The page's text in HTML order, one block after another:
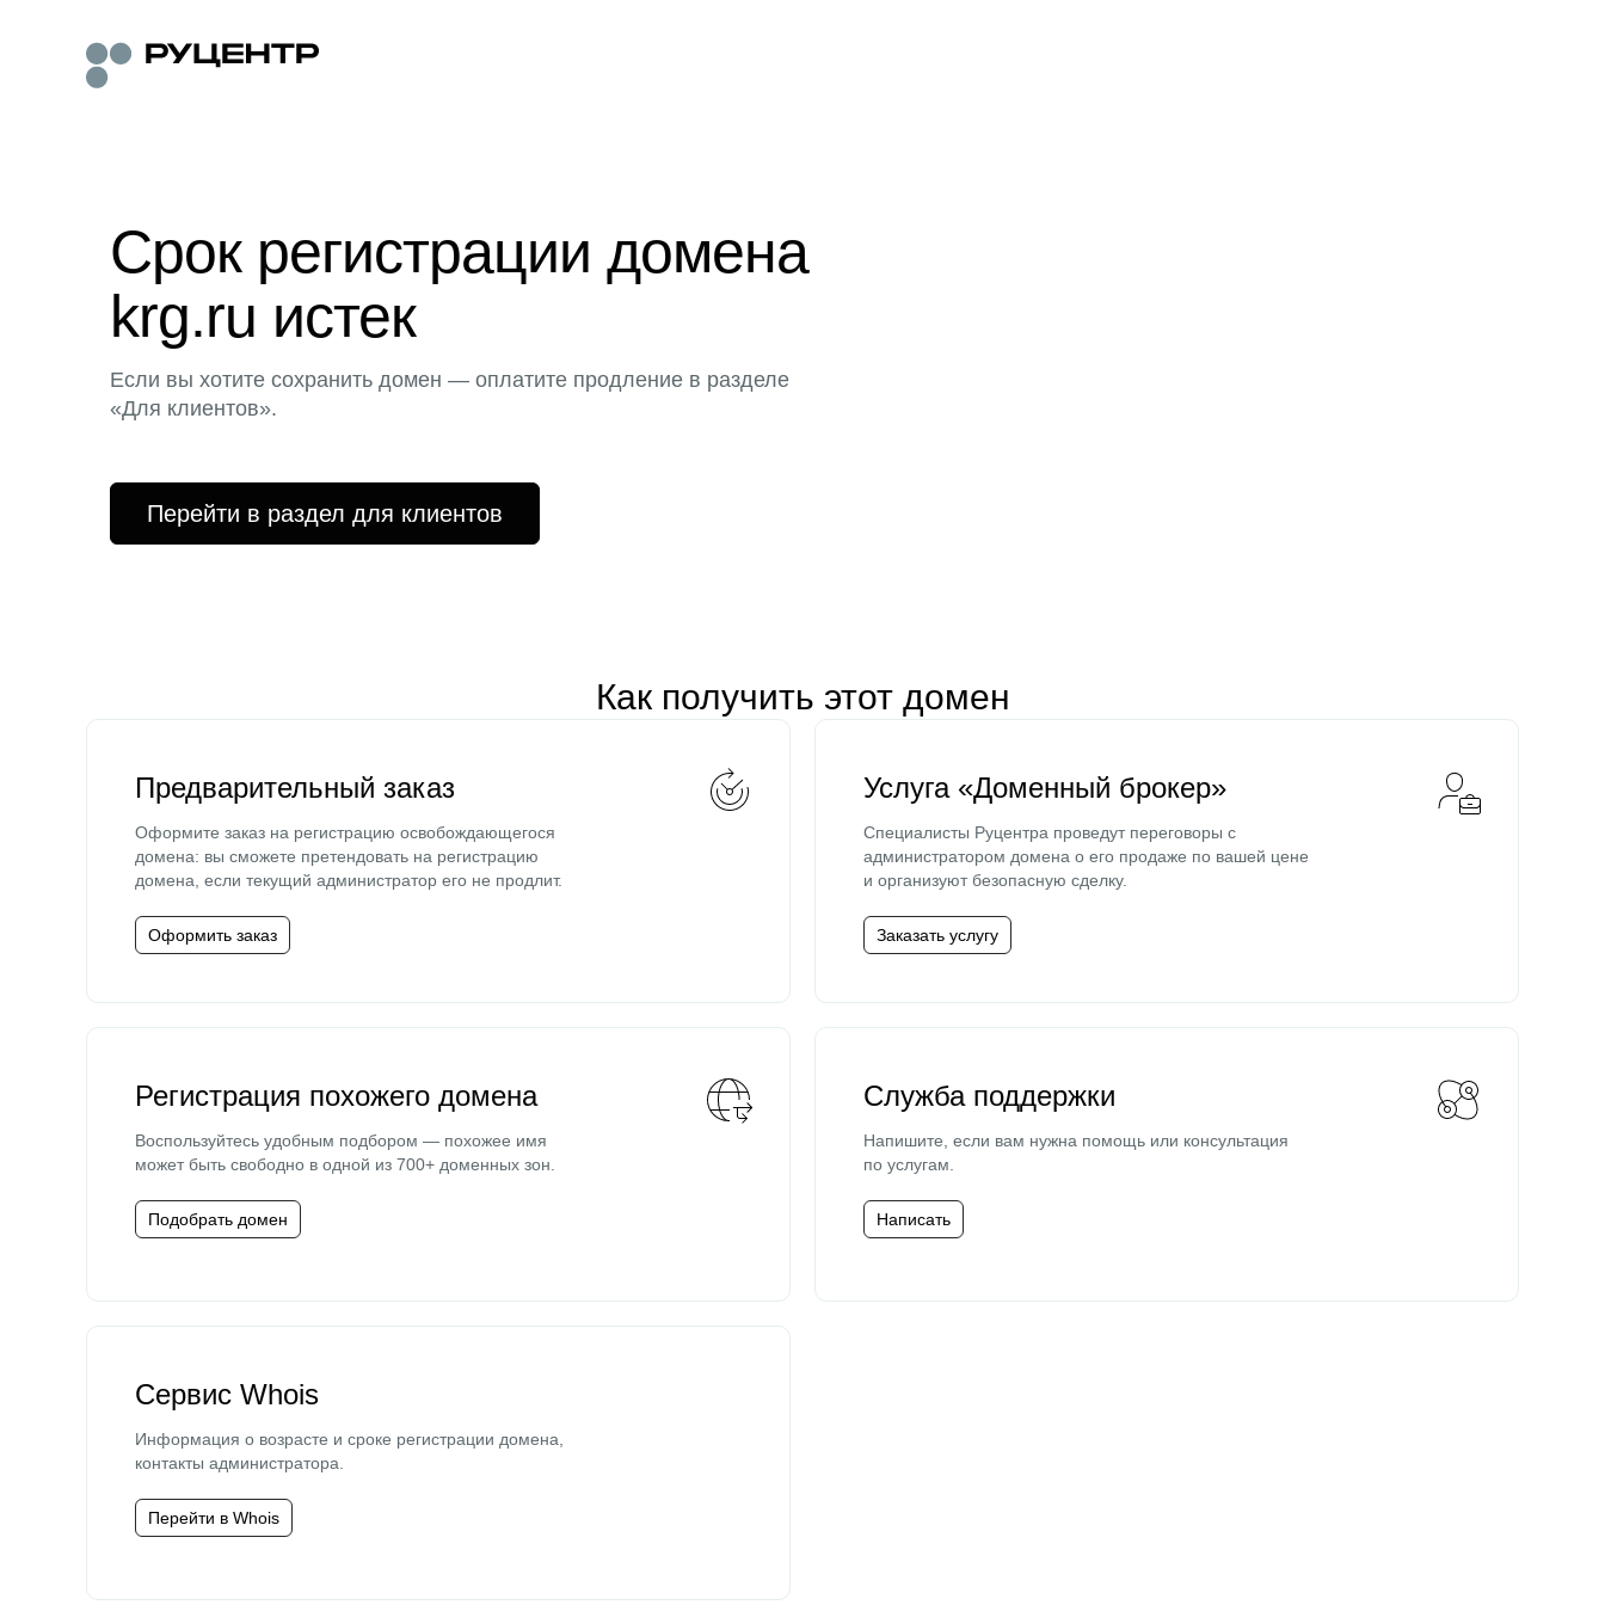
Срок регистрации домена
krg.ru истек
Если вы хотите сохранить домен — оплатите продление в разделе
«Для клиентов».
Перейти в раздел для клиентов
Как получить этот домен
Предварительный заказ
Оформите заказ на регистрацию освобождающегося
домена: вы сможете претендовать на регистрацию
домена, если текущий администратор его не продлит.
Оформить заказ
Услуга «Доменный брокер»
Специалисты Руцентра проведут переговоры с
администратором домена о его продаже по вашей цене
и организуют безопасную сделку.
Заказать услугу
Регистрация похожего домена
Воспользуйтесь удобным подбором — похожее имя
может быть свободно в одной из 700+ доменных зон.
Подобрать домен
Служба поддержки
Напишите, если вам нужна помощь или консультация
по услугам.
Написать
Сервис Whois
Информация о возрасте и сроке регистрации домена,
контакты администратора.
Перейти в Whois